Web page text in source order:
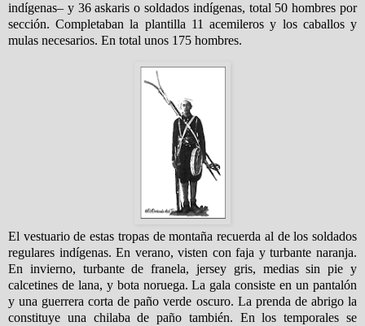
indígenas– y 36 askaris o soldados indígenas, total 50 hombres por
sección. Completaban la plantilla 11 acemileros y los caballos y
mulas necesarios. En total unos 175 hombres.
El vestuario de estas tropas de montaña recuerda al de los soldados
regulares indígenas. En verano, visten con faja y turbante naranja.
En invierno, turbante de franela, jersey gris, medias sin pie y
calcetines de lana, y bota noruega. La gala consiste en un pantalón
y una guerrera corta de paño verde oscuro. La prenda de abrigo la
constituye una chilaba de paño también. En los temporales se